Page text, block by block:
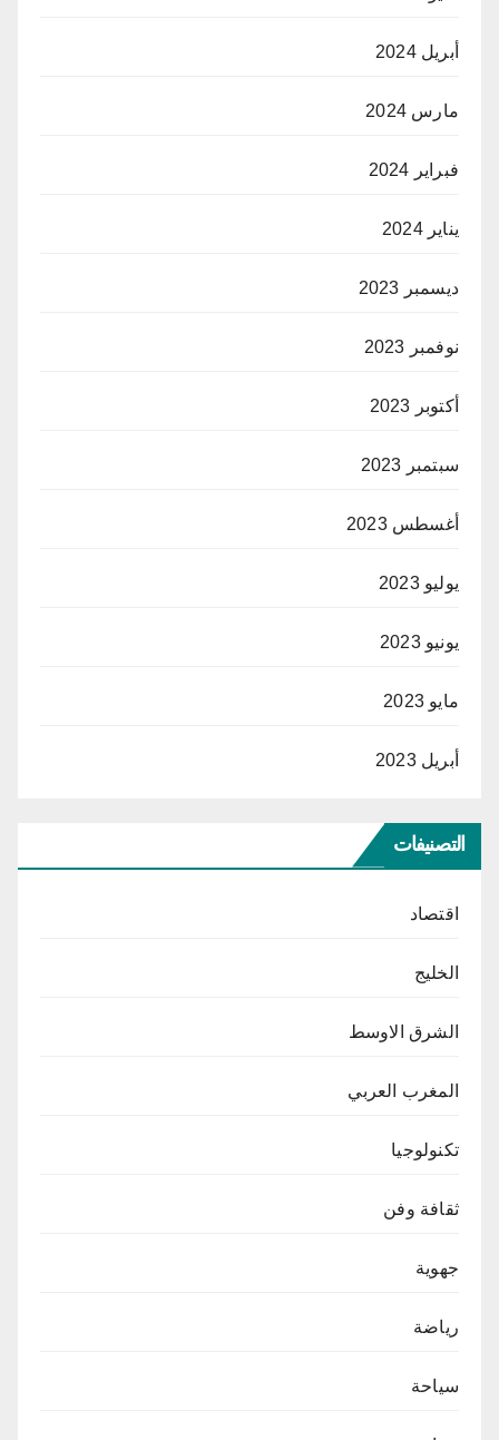
أبريل 2024
مارس 2024
فبراير 2024
يناير 2024
ديسمبر 2023
نوفمبر 2023
أكتوبر 2023
سبتمبر 2023
أغسطس 2023
يوليو 2023
يونيو 2023
مايو 2023
أبريل 2023
التصنيفات
اقتصاد
الخليج
الشرق الاوسط
المغرب العربي
تكنولوجيا
ثقافة وفن
جهوية
رياضة
سياحة